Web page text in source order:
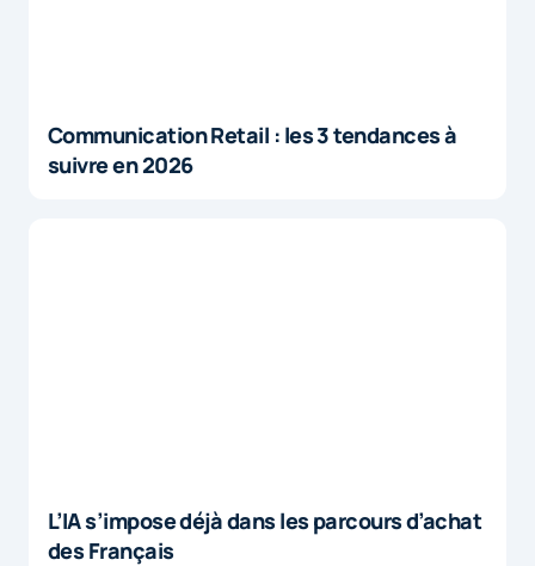
Communication Retail : les 3 tendances à
suivre en 2026
L’IA s’impose déjà dans les parcours d’achat
des Français